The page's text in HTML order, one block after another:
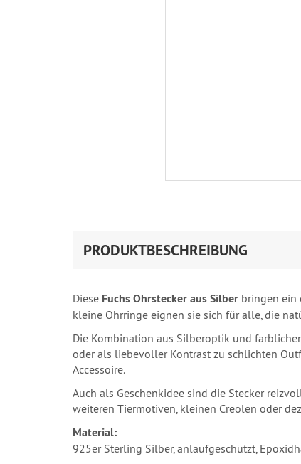
PRODUKTBESCHREIBUNG
Diese Fuchs Ohrstecker aus Silber bringen ein
kleine Ohrringe eignen sie sich für alle, die
Die Kombination aus Silberoptik und
oder als liebevoller Kontrast zu schlichten
Accessoire.
Auch als Geschenkidee sind die Stecker
weiteren Tiermotiven, kleinen Creolen oder
Material:
925er Sterling Silber, anlaufgeschützt,